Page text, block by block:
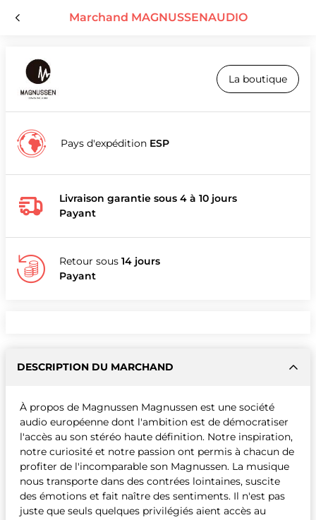
Marchand MAGNUSSENAUDIO
La boutique
Pays d'expédition ESP
Livraison garantie sous 4 à 10 jours
Payant
Retour sous 14 jours
Payant
DESCRIPTION DU MARCHAND
À propos de Magnussen Magnussen est une société
audio européenne dont l'ambition est de démocratiser
l'accès au son stéréo haute définition. Notre inspiration,
notre curiosité et notre passion ont permis à chacun de
profiter de l'incomparable son Magnussen. La musique
nous transporte dans des contrées lointaines, suscite
des émotions et fait naître des sentiments. Il n'est pas
juste que seuls quelques privilégiés aient accès au